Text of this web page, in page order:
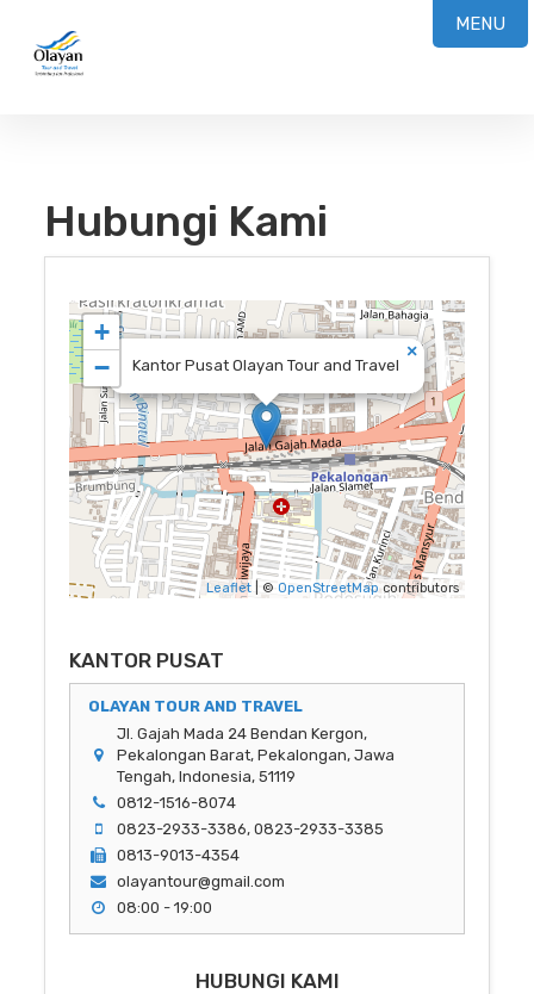
Hubungi Kami
Kantor Pusat Olayan Tour and Travel
×
+
−
Leaflet| © OpenStreetMap contributors
KANTOR PUSAT
OLAYAN TOUR AND TRAVEL
Jl. Gajah Mada 24 Bendan Kergon,
Pekalongan Barat, Pekalongan, Jawa
Tengah, Indonesia, 51119
0812-1516-8074
0823-2933-3386, 0823-2933-3385
0813-9013-4354
olayantour@gmail.com
08:00 - 19:00
HUBUNGI KAMI
MENU